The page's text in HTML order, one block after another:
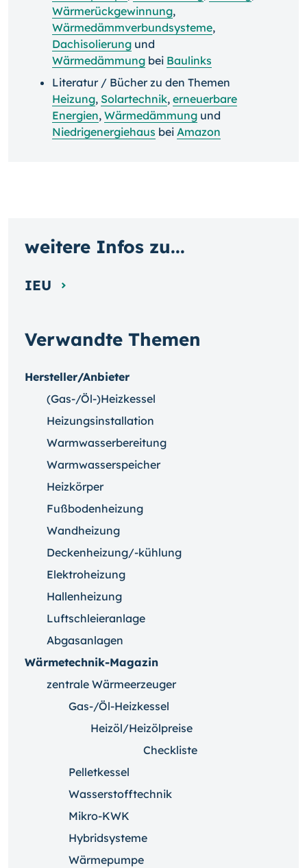
Wärmerückgewinnung,
Wärmedämmverbundsysteme,
Dachisolierung und
Wärmedämmung bei Baulinks
Literatur / Bücher zu den Themen
Heizung, Solartechnik, erneuerbare
Energien, Wärmedämmung und
Niedrigenergiehaus bei Amazon
Verwandte Themen
Hersteller/Anbieter
(Gas-/Öl-)Heizkessel
Heizungsinstallation
Warmwasserbereitung
Warmwasserspeicher
Heizkörper
Fußbodenheizung
Wandheizung
Deckenheizung/-kühlung
Elektroheizung
Hallenheizung
Luftschleieranlage
Abgasanlagen
Wärmetechnik-Magazin
zentrale Wärmeerzeuger
Gas-/Öl-Heizkessel
Heizöl/Heizölpreise
Checkliste
Pelletkessel
Wasserstofftechnik
Mikro-KWK
Hybridsysteme
Wärmepumpe
weitere Infos zu...
IEU